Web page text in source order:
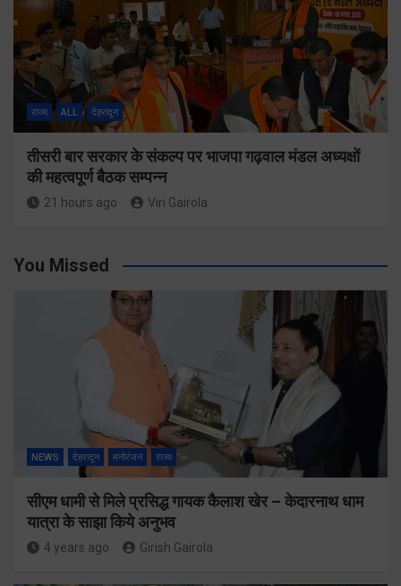
राज्य ALL देहरादून
तीसरी बार सरकार के संकल्प पर भाजपा गढ़वाल मंडल अध्यक्षों
की महत्वपूर्ण बैठक सम्पन्न
21 hours ago Viri Gairola
You Missed
NEWS देहरादून मनोरंजन राज्य
सीएम धामी से मिले प्रसिद्ध गायक कैलाश खेर – केदारनाथ धाम
यात्रा के साझा किये अनुभव
4 years ago Girish Gairola